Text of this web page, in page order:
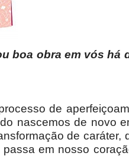
boa obra em vós há
de
nascemos de novo
de caráter,
em nosso